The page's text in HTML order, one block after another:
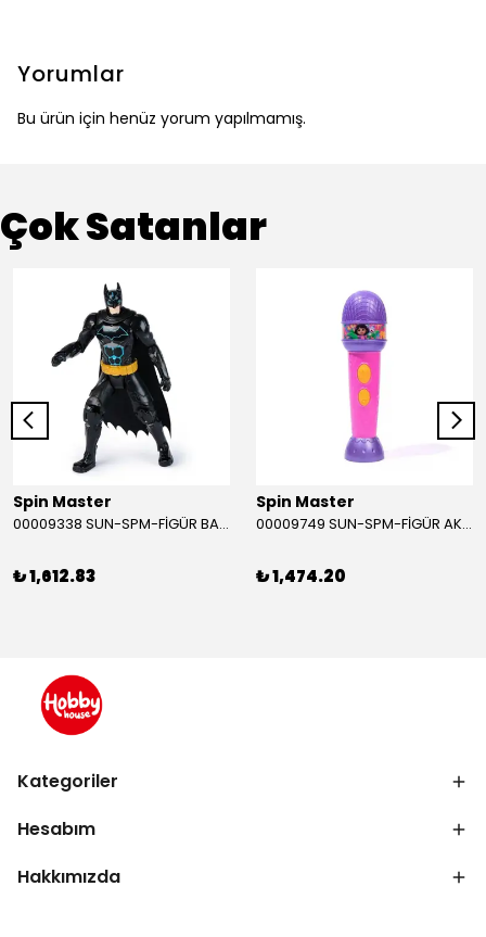
Yorumlar
Bu ürün için henüz yorum yapılmamış.
Çok Satanlar
Spin Master
00009338 SUN-SPM-FİGÜR BATMAN NİNJA STRIKE 30 CM. EXC.
₺ 1,612.83
Spin Master
00009749 SUN-SPM-FİGÜR AKS. DORA MİKROFON YAĞMUR ORMANI RİTMİ (DORA) SESLİ
₺ 1,474.20
Kategoriler
Hesabım
Hakkımızda